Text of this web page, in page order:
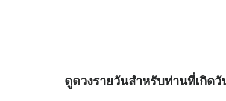
ดูดวงรายวันสำหรับท่านที่เกิดวั